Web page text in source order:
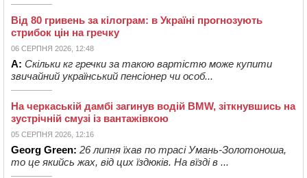
Від 80 гривень за кілограм: в Україні прогнозують
стрибок цін на гречку
06 СЕРПНЯ 2026, 12:48
А: Скільки кг гречки за такою вартістю може купити
звичайний український пенсіонер чи особ...
На черкаській дамбі загинув водій BMW, зіткнувшись на
зустрічній смузі із вантажівкою
05 СЕРПНЯ 2026, 12:16
Georg Green: 26 липня їхав по трасі Умань-Золотоноша,
то це якийсь жах, від цих їздюків. На вїзді в ...